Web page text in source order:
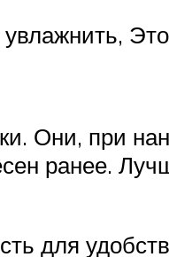
Они, при
ранее.
для